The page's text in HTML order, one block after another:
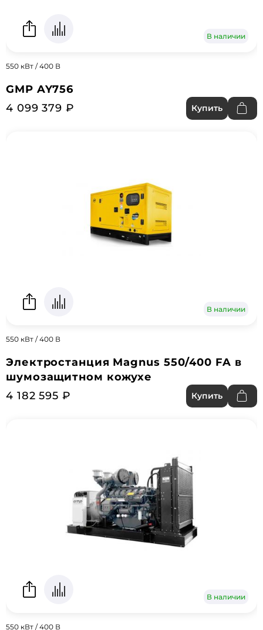
В наличии
550 кВт / 400 В
GMP AY756
4 099 379 ₽
Купить
В наличии
550 кВт / 400 В
Электростанция Magnus 550/400 FA в
шумозащитном кожухе
4 182 595 ₽
Купить
В наличии
550 кВт / 400 В